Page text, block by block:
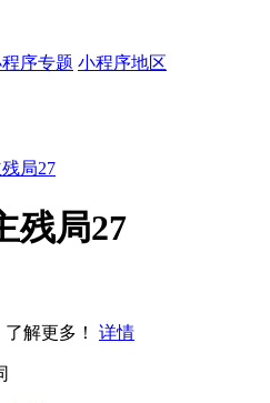
序专题 小程序地区
局27
残局27
解更多！ 详情